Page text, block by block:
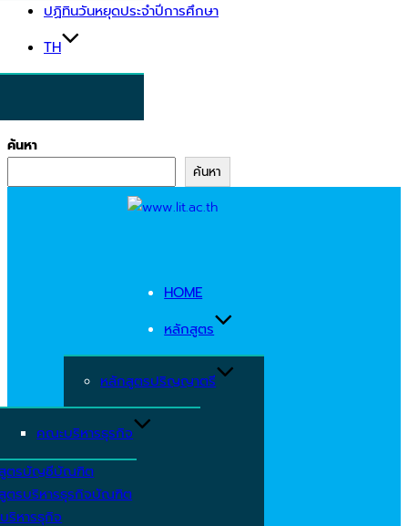
ปฏิทินวันหยุดประจำปีการศึกษา
TH
ค้นหา
ค้นหา
HOME
หลักสูตร
หลักสูตรปริญญาตรี
คณะบริหารธุรกิจ
ตรบัญชีบัณฑิต
ตรบริหารธุรกิจบัณฑิต
ริหารธุกิจ